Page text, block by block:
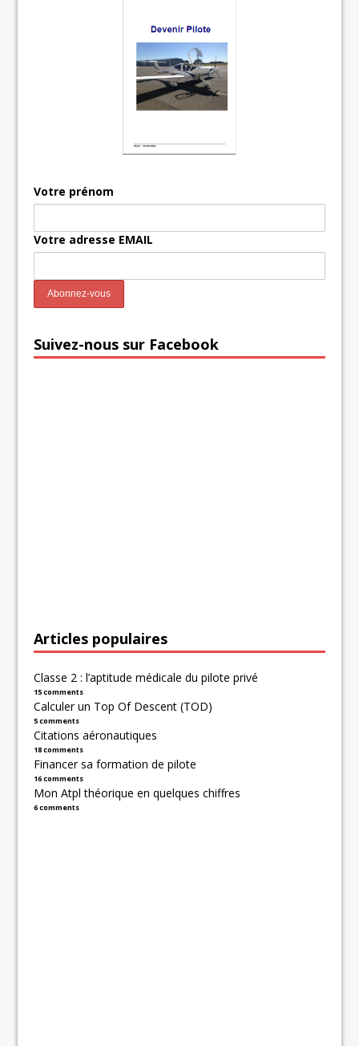
Votre prénom
Votre adresse EMAIL
Suivez-nous sur Facebook
Articles populaires
Classe 2 : l’aptitude médicale du pilote privé
15 comments
Calculer un Top Of Descent (TOD)
5 comments
Citations aéronautiques
18 comments
Financer sa formation de pilote
16 comments
Mon Atpl théorique en quelques chiffres
6 comments